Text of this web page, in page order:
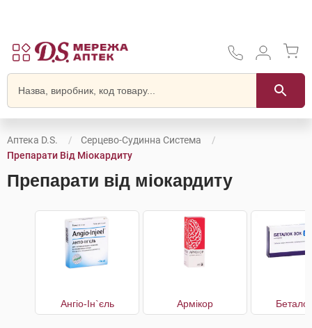
Аптека D.S.
Серцево-Судинна Система
Препарати Від Міокардиту
Препарати від міокардиту
Ангіо-Ін`єль Армікор